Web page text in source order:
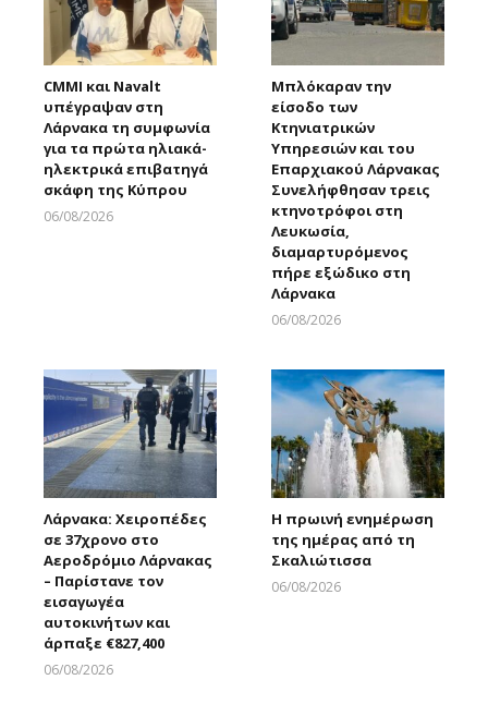
CMMI και Navalt
υπέγραψαν στη
Λάρνακα τη συμφωνία
για τα πρώτα ηλιακά-
ηλεκτρικά επιβατηγά
σκάφη της Κύπρου
06/08/2026
Μπλόκαραν την
είσοδο των
Κτηνιατρικών
Υπηρεσιών και του
Επαρχιακού Λάρνακας
Συνελήφθησαν τρεις
κτηνοτρόφοι στη
Λευκωσία,
διαμαρτυρόμενος
πήρε εξώδικο στη
Λάρνακα
06/08/2026
Λάρνακα: Χειροπέδες
σε 37χρονο στο
Αεροδρόμιο Λάρνακας
– Παρίστανε τον
εισαγωγέα
αυτοκινήτων και
άρπαξε €827,400
06/08/2026
Η πρωινή ενημέρωση
της ημέρας από τη
Σκαλιώτισσα
06/08/2026